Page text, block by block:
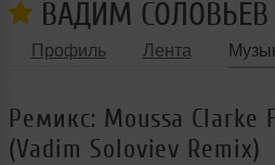
ВАДИМ СОЛОВЬЕВ
Профиль Лента
Ремикс: Moussa Clarke
(Vadim Soloviev Remix)